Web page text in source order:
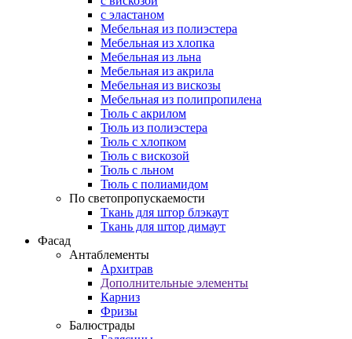
с эластаном
Мебельная из полиэстера
Мебельная из хлопка
Мебельная из льна
Мебельная из акрила
Мебельная из вискозы
Мебельная из полипропилена
Тюль с акрилом
Тюль из полиэстера
Тюль с хлопком
Тюль с вискозой
Тюль с льном
Тюль с полиамидом
По светопропускаемости
Ткань для штор блэкаут
Ткань для штор димаут
Фасад
Антаблементы
Архитрав
Дополнительные элементы
Карниз
Фризы
Балюстрады